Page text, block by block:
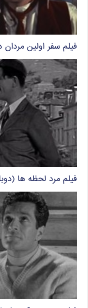
فیلم سفر اولین مردان
فیلم مرد لحظه ها